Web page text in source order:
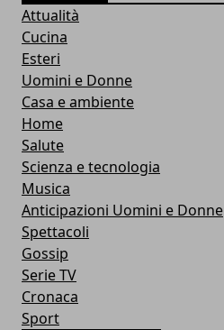
Attualità
Cucina
Esteri
Uomini e Donne
Casa e ambiente
Home
Salute
Scienza e tecnologia
Musica
Anticipazioni Uomini e Donne
Spettacoli
Gossip
Serie TV
Cronaca
Sport